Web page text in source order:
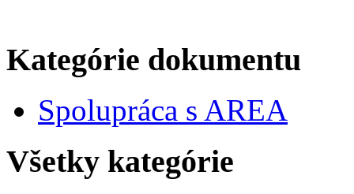
Kategórie dokumentu
Spolupráca s AREA
Všetky kategórie